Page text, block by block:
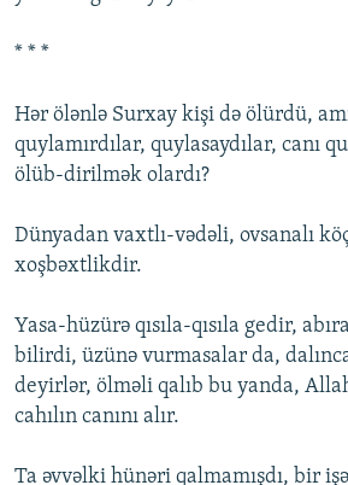
* * *
Hər ölənlə Surxay kişi də ölürdü,
quylamırdılar, quylasaydılar, canı
ölüb-dirilmək olardı?
Dünyadan vaxtlı-vədəli, ovsanalı
xoşbəxtlikdir.
Yasa-hüzürə qısıla-qısıla gedir,
bilirdi, üzünə vurmasalar da,
deyirlər, ölməli qalıb bu yanda,
cahılın canını alır.
Ta əvvəlki hünəri qalmamışdı, bir